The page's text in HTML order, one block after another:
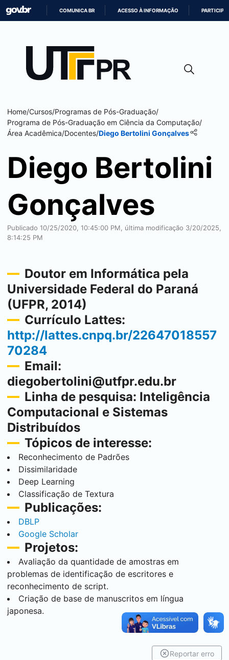
CONTEÚDO
COMUNICA BR ACESSO À INFORMAÇÃO PARTICIPE
Home/Cursos/Programas de Pós-Graduação/
Programa de Pós-Graduação em Ciência da Computação/
Área Acadêmica/Docentes/Diego Bertolini Gonçalves
Diego Bertolini
Gonçalves
Publicado 10/25/2020, 10:45:00 PM, última modificação 3/20/2025,
8:14:25 PM
Doutor em Informática pela
Universidade Federal do Paraná
(UFPR, 2014)
Currículo Lattes:
http://lattes.cnpq.br/22647018557
70284
Email:
diegobertolini@utfpr.edu.br
Linha de pesquisa: Inteligência
Computacional e Sistemas
Distribuídos
Tópicos de interesse:
Reconhecimento de Padrões
Dissimilaridade
Deep Learning
Classificação de Textura
Publicações:
DBLP
Google Scholar
Projetos:
Avaliação da quantidade de amostras em
problemas de identificação de escritores e
reconhecimento de script.
Criação de base de manuscritos em língua
japonesa.
Reportar erro